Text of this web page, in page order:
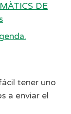
DE
tener uno
a enviar el